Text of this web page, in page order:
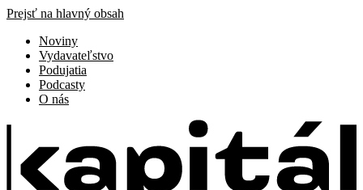
Prejsť na hlavný obsah
Noviny
Vydavateľstvo
Podujatia
Podcasty
O nás